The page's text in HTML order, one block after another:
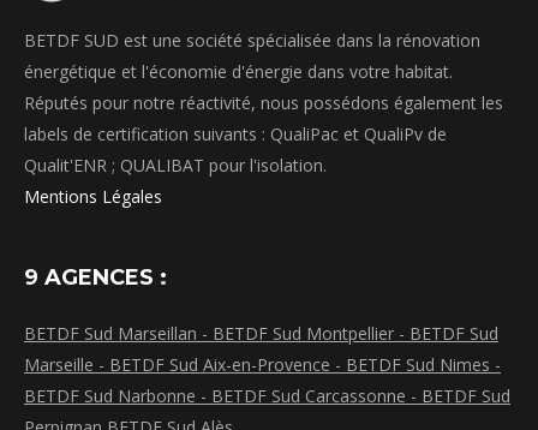
BETDF SUD est une société spécialisée dans la rénovation
énergétique et l'économie d'énergie dans votre habitat.
Réputés pour notre réactivité, nous possédons également les
labels de certification suivants : QualiPac et QualiPv de
Qualit'ENR ; QUALIBAT pour l'isolation.
Mentions Légales
9 AGENCES :
BETDF Sud Marseillan - BETDF Sud Montpellier - BETDF Sud
Marseille - BETDF Sud Aix-en-Provence - BETDF Sud Nimes -
BETDF Sud Narbonne - BETDF Sud Carcassonne - BETDF Sud